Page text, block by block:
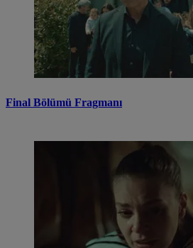
Final Bölümü Fragmanı